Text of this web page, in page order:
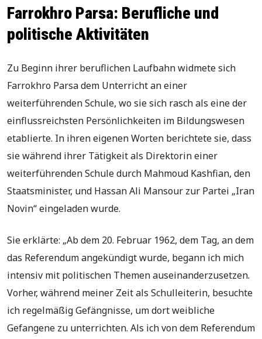
Farrokhro Parsa: Berufliche und
politische Aktivitäten
Zu Beginn ihrer beruflichen Laufbahn widmete sich
Farrokhro Parsa dem Unterricht an einer
weiterführenden Schule, wo sie sich rasch als eine der
einflussreichsten Persönlichkeiten im Bildungswesen
etablierte. In ihren eigenen Worten berichtete sie, dass
sie während ihrer Tätigkeit als Direktorin einer
weiterführenden Schule durch Mahmoud Kashfian, den
Staatsminister, und Hassan Ali Mansour zur Partei „Iran
Novin“ eingeladen wurde.
Sie erklärte: „Ab dem 20. Februar 1962, dem Tag, an dem
das Referendum angekündigt wurde, begann ich mich
intensiv mit politischen Themen auseinanderzusetzen.
Vorher, während meiner Zeit als Schulleiterin, besuchte
ich regelmäßig Gefängnisse, um dort weibliche
Gefangene zu unterrichten. Als ich von dem Referendum